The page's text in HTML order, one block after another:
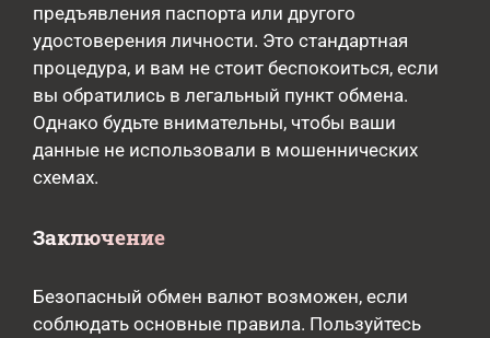
предъявления паспорта или другого
удостоверения личности. Это стандартная
процедура, и вам не стоит беспокоиться, если
вы обратились в легальный пункт обмена.
Однако будьте внимательны, чтобы ваши
данные не использовали в мошеннических
схемах.
Заключение
Безопасный обмен валют возможен, если
соблюдать основные правила. Пользуйтесь